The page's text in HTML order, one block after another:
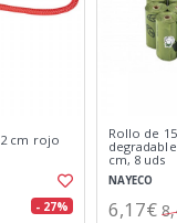
cm rojo
- 27%
Rollo de
cm, 8 uds
NAYECO
6,17€